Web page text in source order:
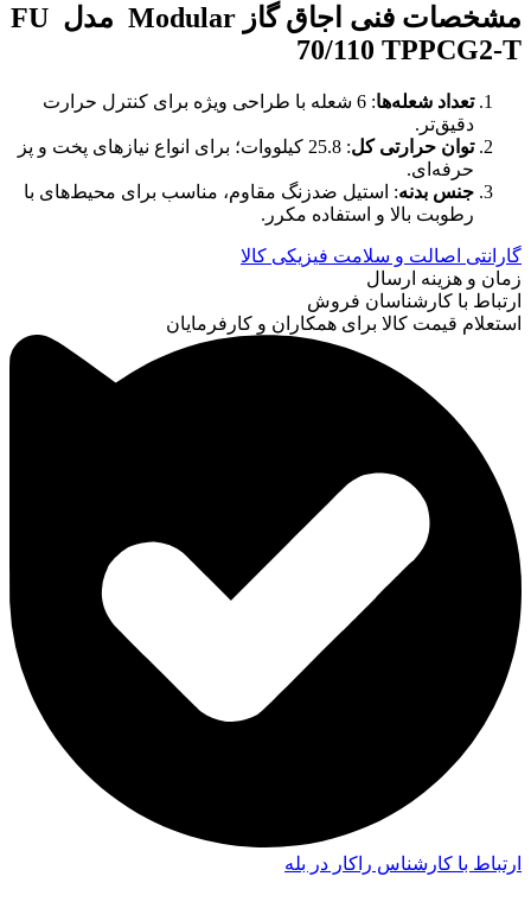
مشخصات فنی اجاق گاز Modular مدل FU
70/110 TPPCG2-T
تعداد شعله‌ها
: 6 شعله با طراحی ویژه برای کنترل حرارت
دقیق‌تر.
توان حرارتی کل
: 25.8 کیلووات؛ برای انواع نیازهای پخت و پز
حرفه‌ای.
جنس بدنه: استیل ضدزنگ مقاوم، مناسب برای محیط‌های با
رطوبت بالا و استفاده مکرر.
گارانتی اصالت و سلامت فیزیکی کالا
زمان و هزینه ارسال
ارتباط با کارشناسان فروش
استعلام قیمت کالا برای همکاران و کارفرمایان
ارتباط با کارشناس راکار در بله